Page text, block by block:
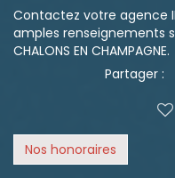
Contactez votre agence
amples renseignements
CHALONS EN CHAMPAGNE.
Partager :
Nos honoraires